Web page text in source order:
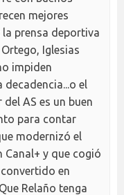
mejores
prensa deportiva
Iglesias
impiden
el
AS es un buen
para contar
modernizó el
y que cogió
en
Relaño tenga